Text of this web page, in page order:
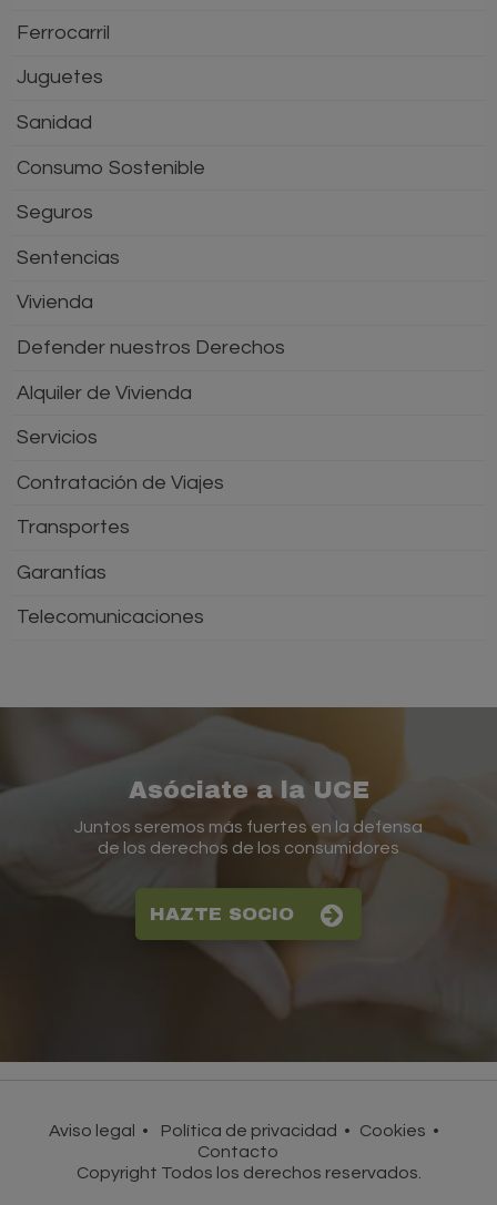
Ferrocarril
Juguetes
Sanidad
Consumo Sostenible
Seguros
Sentencias
Vivienda
Defender nuestros Derechos
Alquiler de Vivienda
Servicios
Contratación de Viajes
Transportes
Garantías
Telecomunicaciones
Asóciate a la UCE
Juntos seremos más fuertes en la defensa
de los derechos de los consumidores
HAZTE SOCIO
Aviso legal Política de privacidad
Cookies
Contacto
Copyright Todos los derechos reservados.